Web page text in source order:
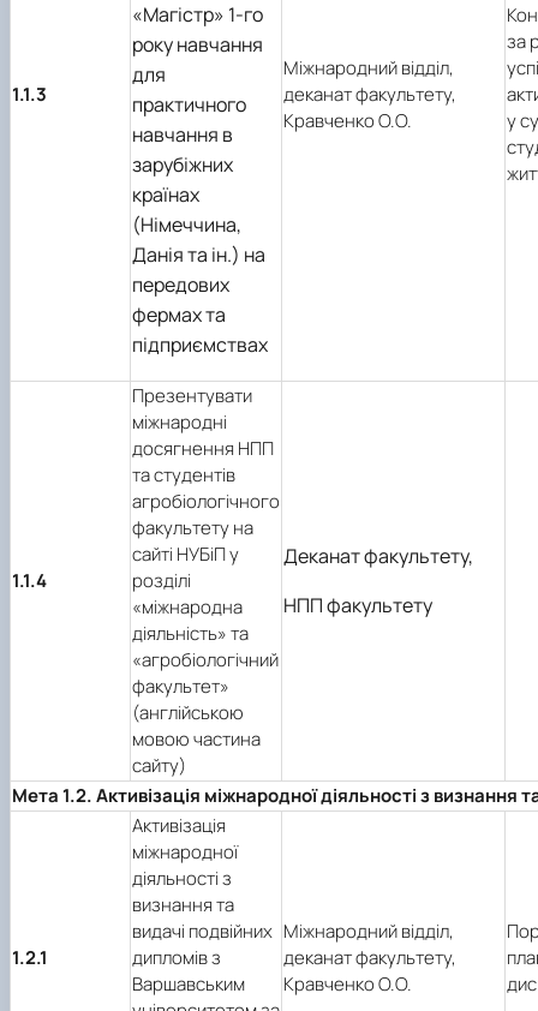
1.1.3
«Магістр» 1-го
року навчання
для
практичного
навчання в
зарубіжних
країнах
(Німеччина,
Данія та ін.) на
передових
фермах та
підприємствах
Міжнародний відділ,
деканат факультету,
Кравченко О.О.
за
у
1.1.4
Презентувати
міжнародні
досягнення НПП
та студентів
агробіологічного
факультету на
сайті НУБіП у
розділі
«міжнародна
діяльність» та
«агробіологічний
факультет»
(англійською
мовою частина
сайту)
Деканат факультету,
НПП факультету
Мета 1.2. Активізація міжнародної діяльності з визнання
1.2.1
Активізація
міжнародної
діяльності з
визнання та
видачі подвійних
дипломів з
Варшавським
Міжнародний відділ,
деканат факультету,
Кравченко О.О.